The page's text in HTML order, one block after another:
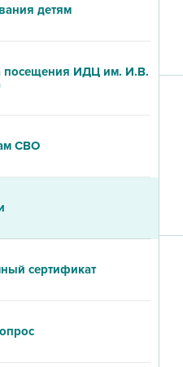
детям
посещения ИДЦ им. И.В.
СВО
сертификат